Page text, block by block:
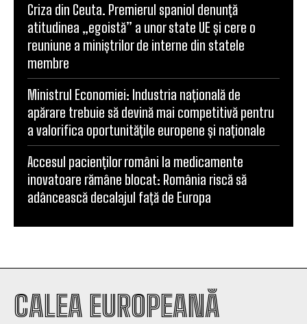
Criza din Ceuta. Premierul spaniol denunță
atitudinea „egoistă” a unor state UE și cere o
reuniune a miniștrilor de interne din statele
membre
Ministrul Economiei: Industria națională de
apărare trebuie să devină mai competitivă pentru
a valorifica oportunitățile europene și naționale
Accesul pacienților români la medicamente
inovatoare rămâne blocat: România riscă să
adâncească decalajul față de Europa
CALEA EUROPEANĂ